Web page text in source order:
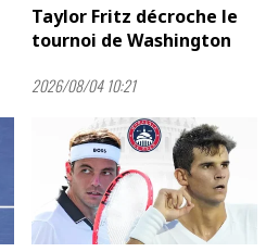
Taylor Fritz décroche le
tournoi de Washington
2026/08/04 10:21